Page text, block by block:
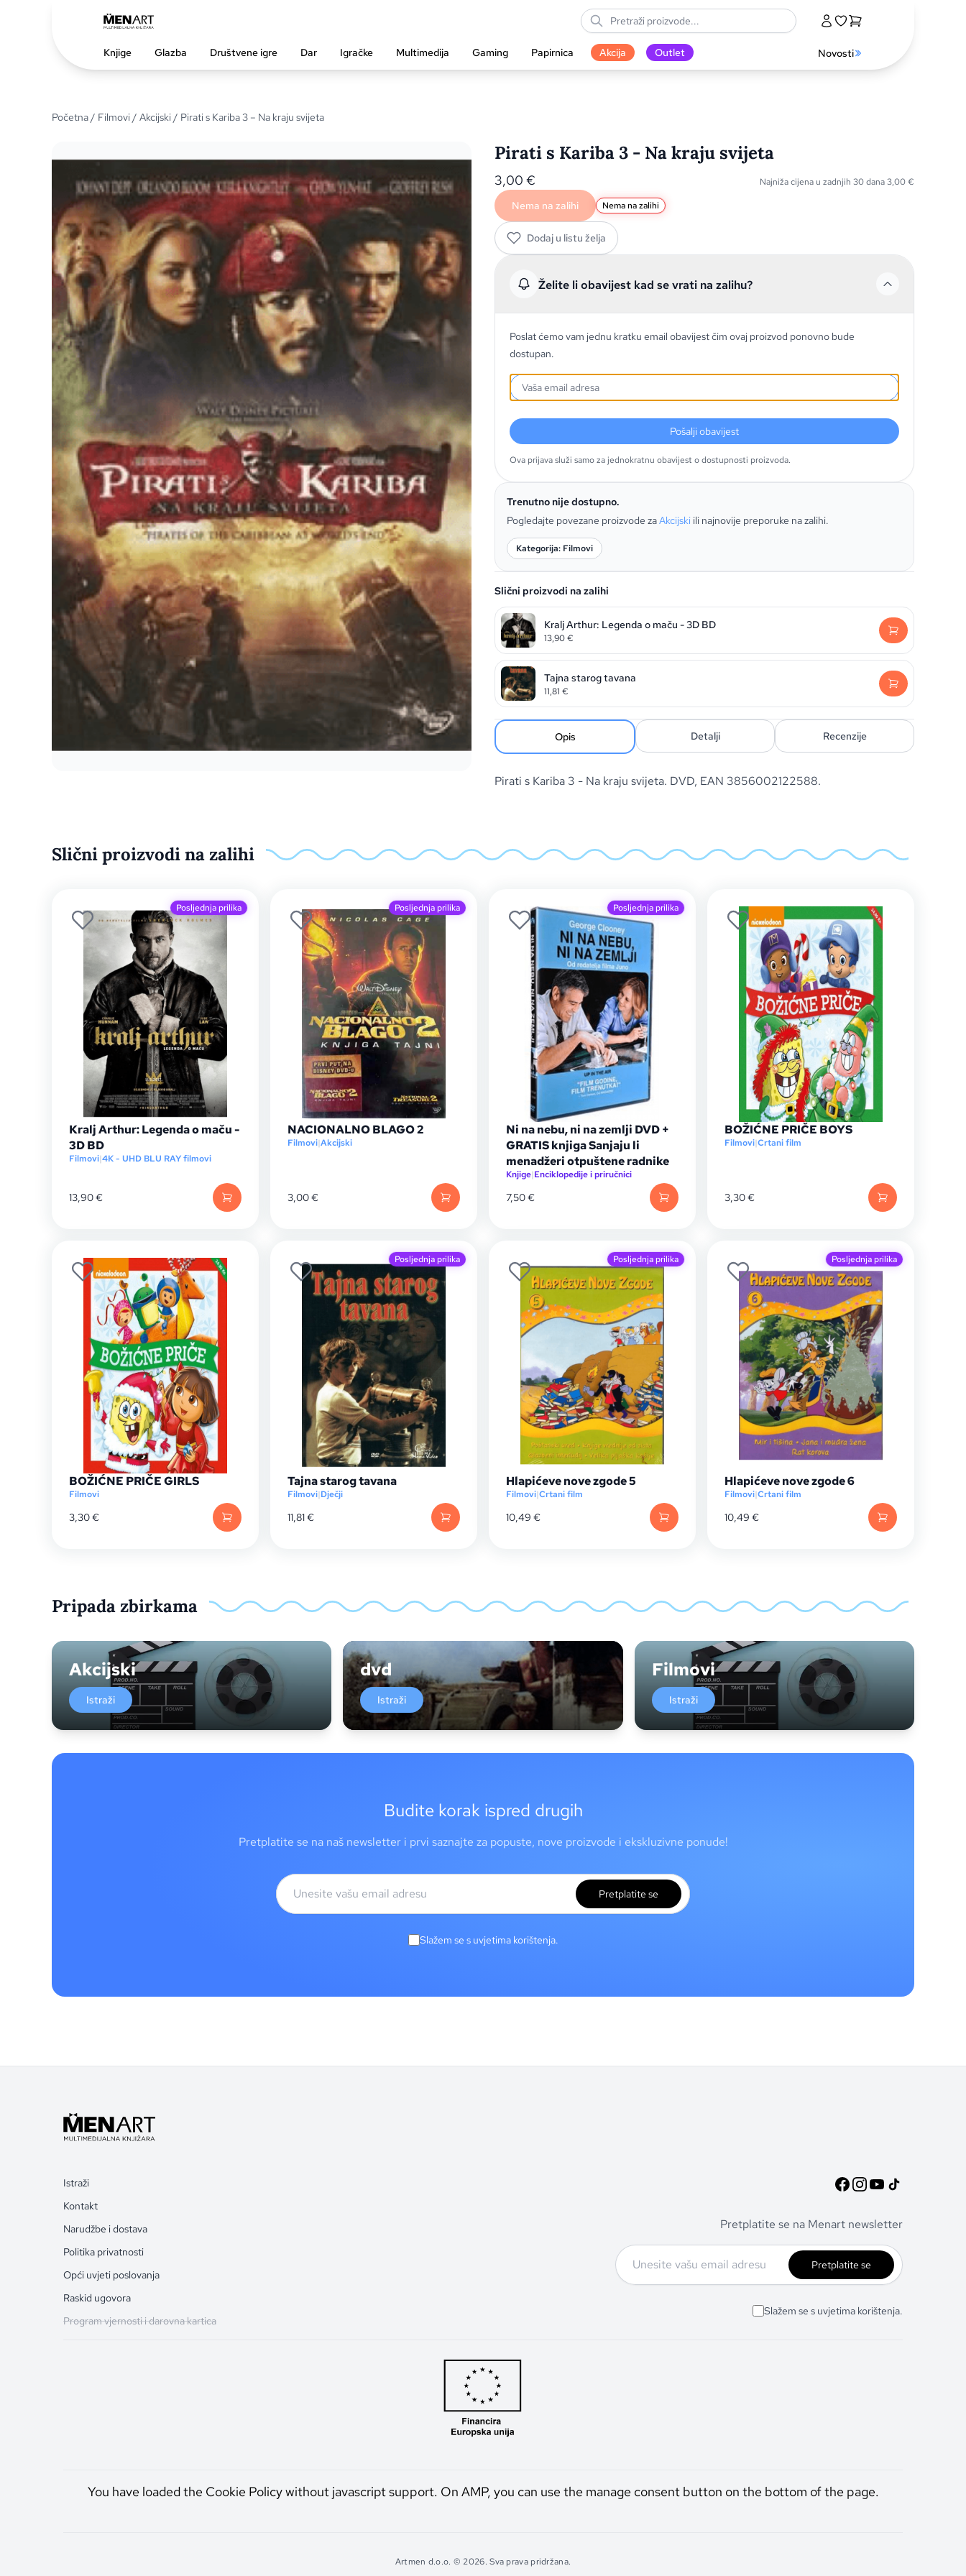
Knjige Glazba Društvene igre Dar Igračke Multimedija Gaming Papirnica Akcija Outlet Novosti
Početna/ Filmovi/ Akcijski/ Pirati s Kariba 3 – Na kraju svijeta
Pirati s Kariba 3 - Na kraju svijeta
3,00 € Najniža cijena u zadnjih 30 dana3,00€
Nema na zalihi Nema na zalihi
Dodaj u listu želja
Želite li obavijest kad se vrati na zalihu?
Poslat ćemo vam jednu kratku email obavijest čim ovaj proizvod ponovno bude
dostupan.
Pošalji obavijest
Ova prijava služi samo za jednokratnu obavijest o dostupnosti proizvoda.
Trenutno nije dostupno.
Pogledajte povezane proizvode zaAkcijski ili najnovije preporuke na zalihi.
Kategorija: Filmovi
Slični proizvodi na zalihi
Kralj Arthur: Legenda o maču - 3D BD
13,90€
Tajna starog tavana
11,81 €
Opis Detalji Recenzije
Pirati s Kariba 3 - Na kraju svijeta. DVD, EAN 3856002122588.
Slični proizvodi na zalihi
Posljednja prilika
Kralj Arthur: Legenda o maču -
3D BD
Filmovi|4K - UHD BLU RAY filmovi
13,90€
Posljednja prilika
NACIONALNO BLAGO 2
Filmovi|Akcijski
3,00€
Posljednja prilika
Ni na nebu, ni na zemlji DVD +
GRATIS knjiga Sanjaju li
menadžeri otpuštene radnike
Knjige|Enciklopedije i priručnici
7,50€
BOŽIĆNE PRIČE BOYS
Filmovi|Crtani film
3,30€
BOŽIĆNE PRIČE GIRLS
Filmovi
3,30€
Posljednja prilika
Tajna starog tavana
Filmovi|Dječji
11,81€
Posljednja prilika
Hlapićeve nove zgode 5
Filmovi|Crtani film
10,49 €
Posljednja prilika
Hlapićeve nove zgode 6
Filmovi|Crtani film
10,49 €
Pripada zbirkama
Akcijski
Istraži
dvd
Istraži
Filmovi
Istraži
Budite korak ispred drugih
Pretplatite se na naš newsletter i prvi saznajte za popuste, nove proizvode i ekskluzivne ponude!
Pretplatite se
Slažem se s uvjetima korištenja.
Istraži
Kontakt
Narudžbe i dostava
Politika privatnosti
Opći uvjeti poslovanja
Raskid ugovora
Program vjernosti i darovna kartica
Pretplatite se na Menart newsletter
Pretplatite se
Slažem se s uvjetima korištenja.
You have loaded the Cookie Policy without javascript support. On AMP, you can use the manage consent button on the bottom of the page.
Artmen d.o.o. © 2026. Sva prava pridržana.